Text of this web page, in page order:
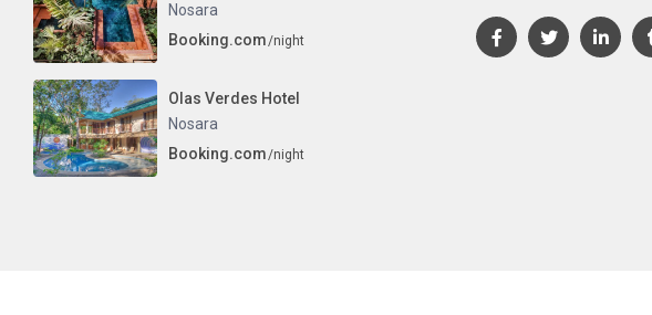
Nosara
Booking.com/night
Olas Verdes Hotel
Nosara
Booking.com/night